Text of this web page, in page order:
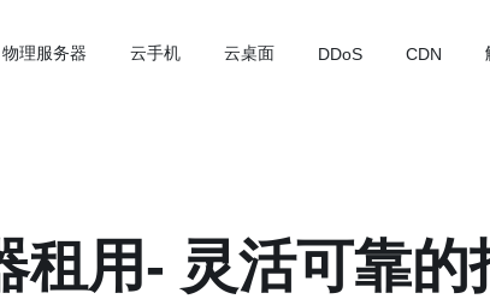
物理服务器 云手机 云桌面 DDoS CDN
租用- 灵活可靠